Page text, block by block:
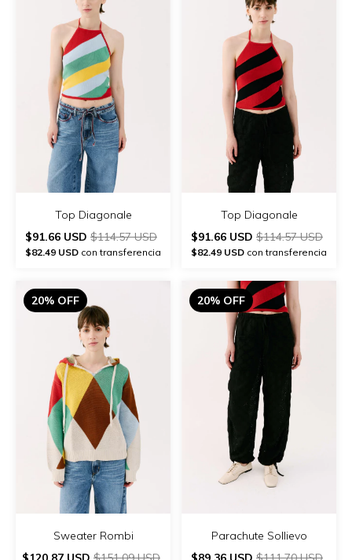
Top Diagonale
$91.66 USD $114.57 USD
$82.49 USD con transferencia
Top Diagonale
$91.66 USD $114.57 USD
$82.49 USD con transferencia
20% OFF
Sweater Rombi
20% OFF
Parachute Sollievo